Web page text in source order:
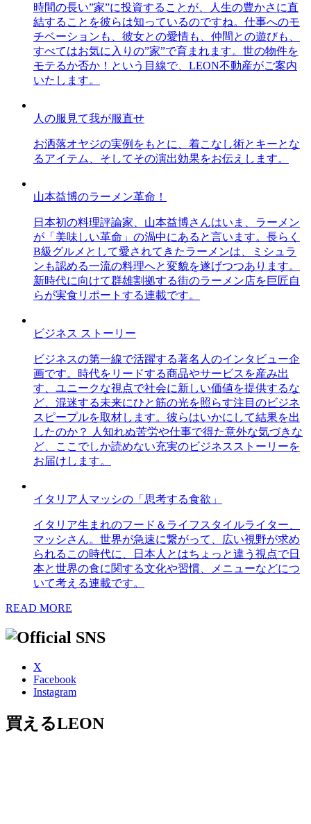
時間の長い”家”に投資することが、人生の豊かさに直
結することを彼らは知っているのですね。仕事へのモ
チベーションも、彼女との愛情も、仲間との遊びも、
すべてはお気に入りの”家”で育まれます。世の物件を
モテるか否か！という目線で、LEON不動産がご案内
いたします。
人の服見て我が服直せ
お洒落オヤジの実例をもとに、着こなし術とキーとな
るアイテム、そしてその演出効果をお伝えします。
山本益博のラーメン革命！
日本初の料理評論家、山本益博さんはいま、ラーメン
が「美味しい革命」の渦中にあると言います。長らく
B級グルメとして愛されてきたラーメンは、ミシュラ
ンも認める一流の料理へと変貌を遂げつつあります。
新時代に向けて群雄割拠する街のラーメン店を巨匠自
らが実食リポートする連載です。
ビジネス ストーリー
ビジネスの第一線で活躍する著名人のインタビュー企
画です。時代をリードする商品やサービスを産み出
す、ユニークな視点で社会に新しい価値を提供するな
ど、混迷する未来にひと筋の光を照らす注目のビジネ
スピープルを取材します。彼らはいかにして結果を出
したのか？ 人知れぬ苦労や仕事で得た意外な気づきな
ど、ここでしか読めない充実のビジネスストーリーを
お届けします。
イタリア人マッシの「思考する食欲」
イタリア生まれのフード＆ライフスタイルライター、
マッシさん。世界が急速に繋がって、広い視野が求め
られるこの時代に、日本人とはちょっと違う視点で日
本と世界の食に関する文化や習慣、メニューなどにつ
いて考える連載です。
READ MORE
X
Facebook
Instagram
買えるLEON